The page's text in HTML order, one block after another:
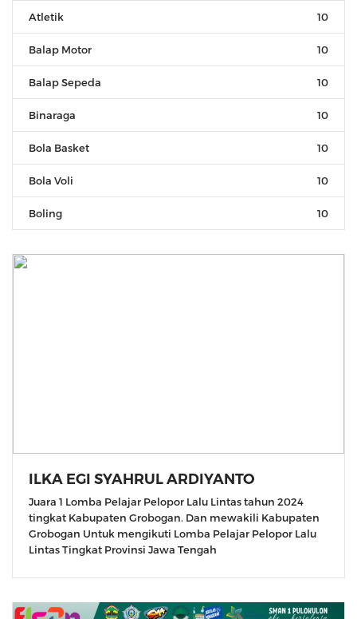
Atletik 10
Balap Motor 10
Balap Sepeda 10
Binaraga 10
Bola Basket 10
Bola Voli 10
Boling 10
ILKA EGI SYAHRUL ARDIYANTO
Juara 1 Lomba Pelajar Pelopor Lalu Lintas tahun 2024
tingkat Kabupaten Grobogan. Dan mewakili Kabupaten
Grobogan Untuk mengikuti Lomba Pelajar Pelopor Lalu
Lintas Tingkat Provinsi Jawa Tengah